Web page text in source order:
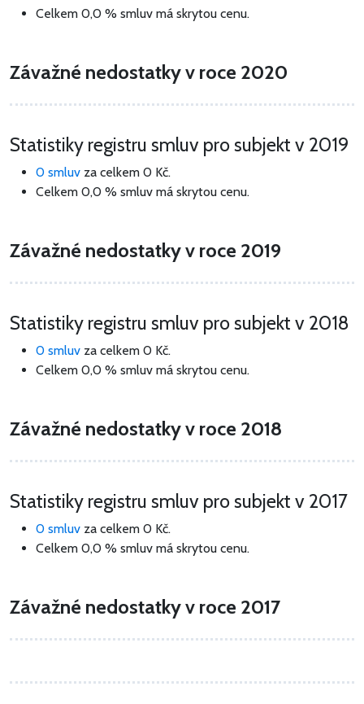
Celkem 0,0 % smluv má skrytou cenu.
Závažné nedostatky v roce 2020
Statistiky registru smluv pro subjekt v 2019
0 smluv za celkem 0 Kč.
Celkem 0,0 % smluv má skrytou cenu.
Závažné nedostatky v roce 2019
Statistiky registru smluv pro subjekt v 2018
0 smluv za celkem 0 Kč.
Celkem 0,0 % smluv má skrytou cenu.
Závažné nedostatky v roce 2018
Statistiky registru smluv pro subjekt v 2017
0 smluv za celkem 0 Kč.
Celkem 0,0 % smluv má skrytou cenu.
Závažné nedostatky v roce 2017